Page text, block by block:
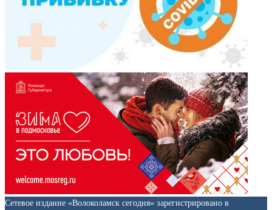
Сетевое издание «Волоколамск сегодня» зарегистрировано в